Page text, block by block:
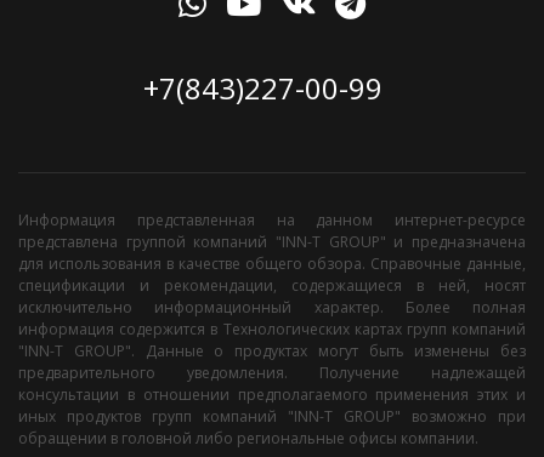
+7(843)227-00-99
Информация представленная на данном интернет-ресурсе
представлена группой компаний "INN-T GROUP" и предназначена
для использования в качестве общего обзора. Справочные данные,
спецификации и рекомендации, содержащиеся в ней, носят
исключительно информационный характер. Более полная
информация содержится в Технологических картах групп компаний
"INN-T GROUP". Данные о продуктах могут быть изменены без
предварительного уведомления. Получение надлежащей
консультации в отношении предполагаемого применения этих и
иных продуктов групп компаний "INN-T GROUP" возможно при
обращении в головной либо региональные офисы компании.